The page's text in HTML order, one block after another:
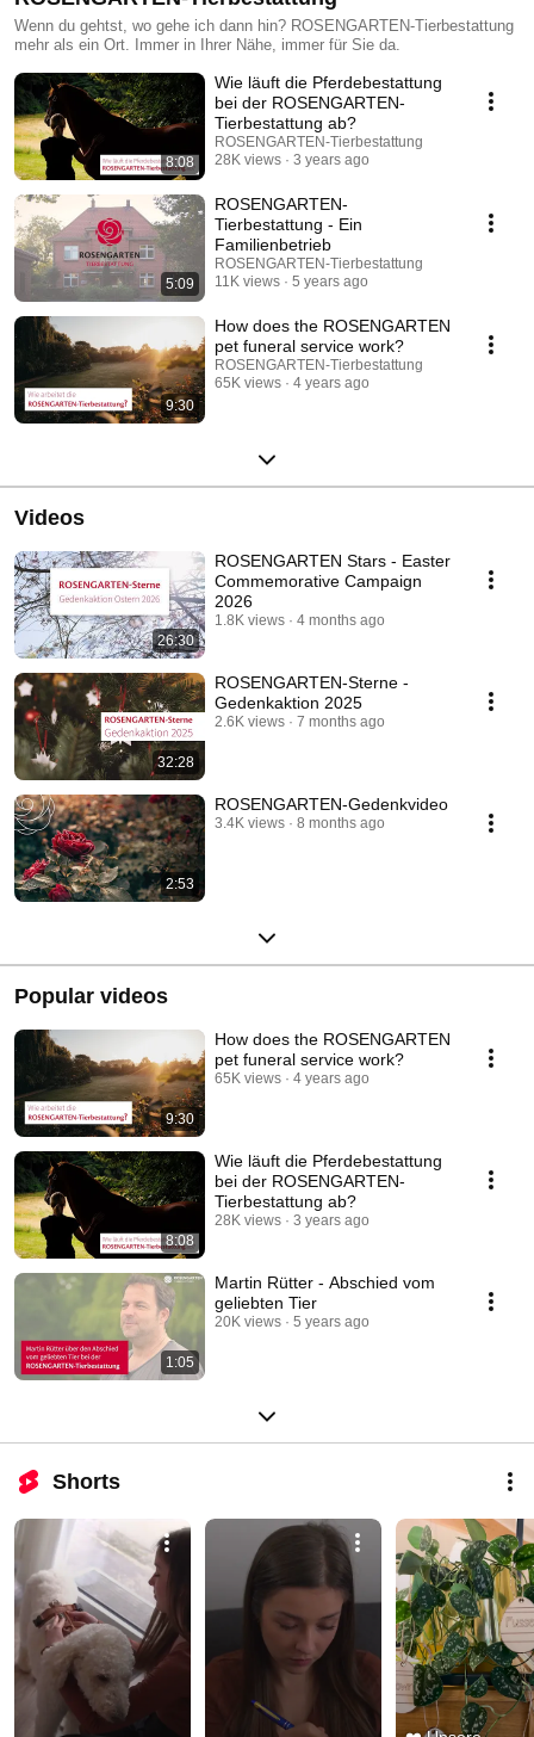
Wenn du gehtst, wo gehe ich dann hin? ROSENGARTEN-Tierbestattung
mehr als ein Ort. Immer in Ihrer Nähe, immer für Sie da.
8:08
Wie läuft die Pferdebestattung
bei der ROSENGARTEN-
Tierbestattung ab?
ROSENGARTEN-Tierbestattung
28K views
3 years ago
5:09
ROSENGARTEN-
Tierbestattung - Ein
Familienbetrieb
ROSENGARTEN-Tierbestattung
11K views
5 years ago
9:30
How does the ROSENGARTEN
pet funeral service work?
ROSENGARTEN-Tierbestattung
65K views
4 years ago
Videos
26:30
ROSENGARTEN Stars - Easter
Commemorative Campaign
2026
1.8K views 4 months ago
32:28
ROSENGARTEN-Sterne -
Gedenkaktion 2025
2.6K views 7 months ago
2:53
ROSENGARTEN-Gedenkvideo
3.4K views 8 months ago
Popular videos
9:30
How does the ROSENGARTEN
pet funeral service work?
65K views 4 years ago
8:08
Wie läuft die Pferdebestattung
bei der ROSENGARTEN-
Tierbestattung ab?
28K views 3 years ago
1:05
Martin Rütter - Abschied vom
geliebten Tier
20K views 5 years ago
Shorts